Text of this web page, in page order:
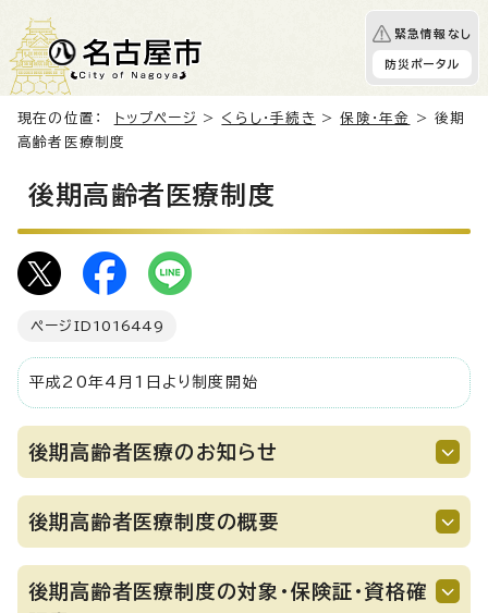
緊急情報なし
防災ポータル
現在の位置： トップページ > くらし・手続き >保険・年金
> 後期
高齢者医療制度
後期高齢者医療制度
ページID 1016449
平成20年4月1日より制度開始
後期高齢者医療のお知らせ
後期高齢者医療制度の概要
後期高齢者医療制度の対象・保険証・資格確